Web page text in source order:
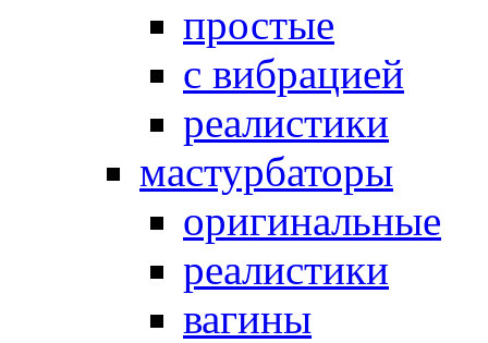
простые
с вибрацией
реалистики
мастурбаторы
оригинальные
реалистики
вагины